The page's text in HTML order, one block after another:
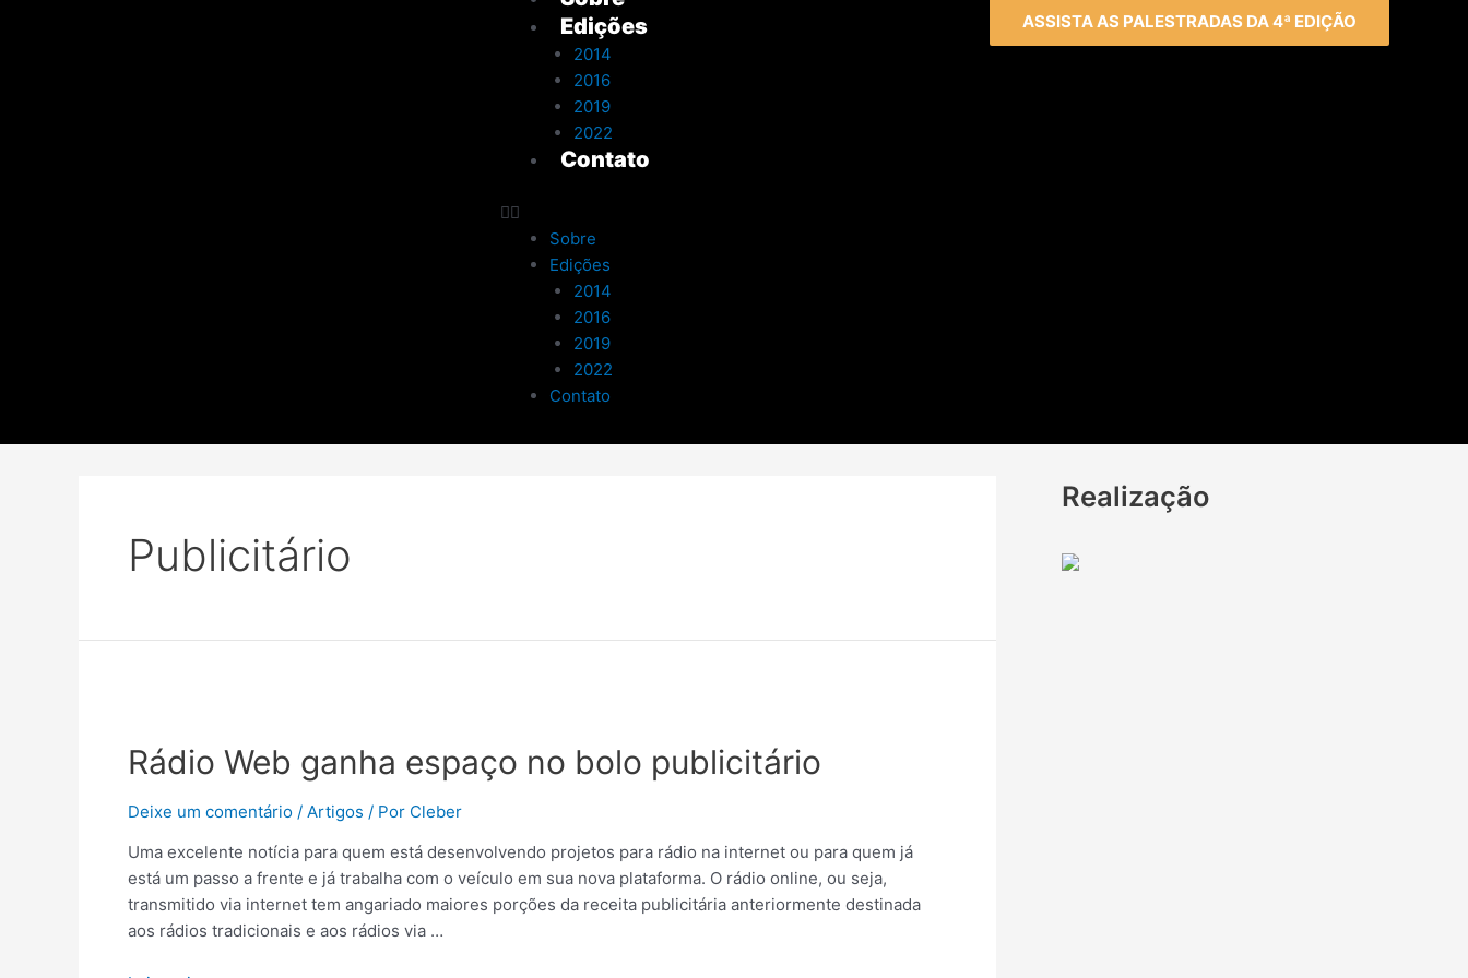
Edições
2014
2016
2019
2022
Contato
Sobre
Edições
2014
2016
2019
2022
Contato
ASSISTA AS PALESTRADAS DA 4ª EDIÇÃO
Publicitário
Rádio Web ganha espaço no bolo publicitário
Deixe um comentário / Artigos / Por Cleber
Uma excelente notícia para quem está desenvolvendo projetos para rádio na internet ou para quem já
está um passo a frente e já trabalha com o veículo em sua nova plataforma. O rádio online, ou seja,
transmitido via internet tem angariado maiores porções da receita publicitária anteriormente destinada
aos rádios tradicionais e aos rádios via …
Realização